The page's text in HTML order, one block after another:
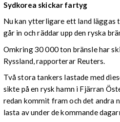
Sydkorea skickar fartyg
Nu kan ytterligare ett land läggas
går in och räddar upp den ryska
Omkring 30 000 ton bränsle har
Ryssland, rapporterar Reuters.
Två stora tankers lastade med
sikte på en rysk hamn i Fjärran
redan kommit fram och det andra
lasta av under de kommande